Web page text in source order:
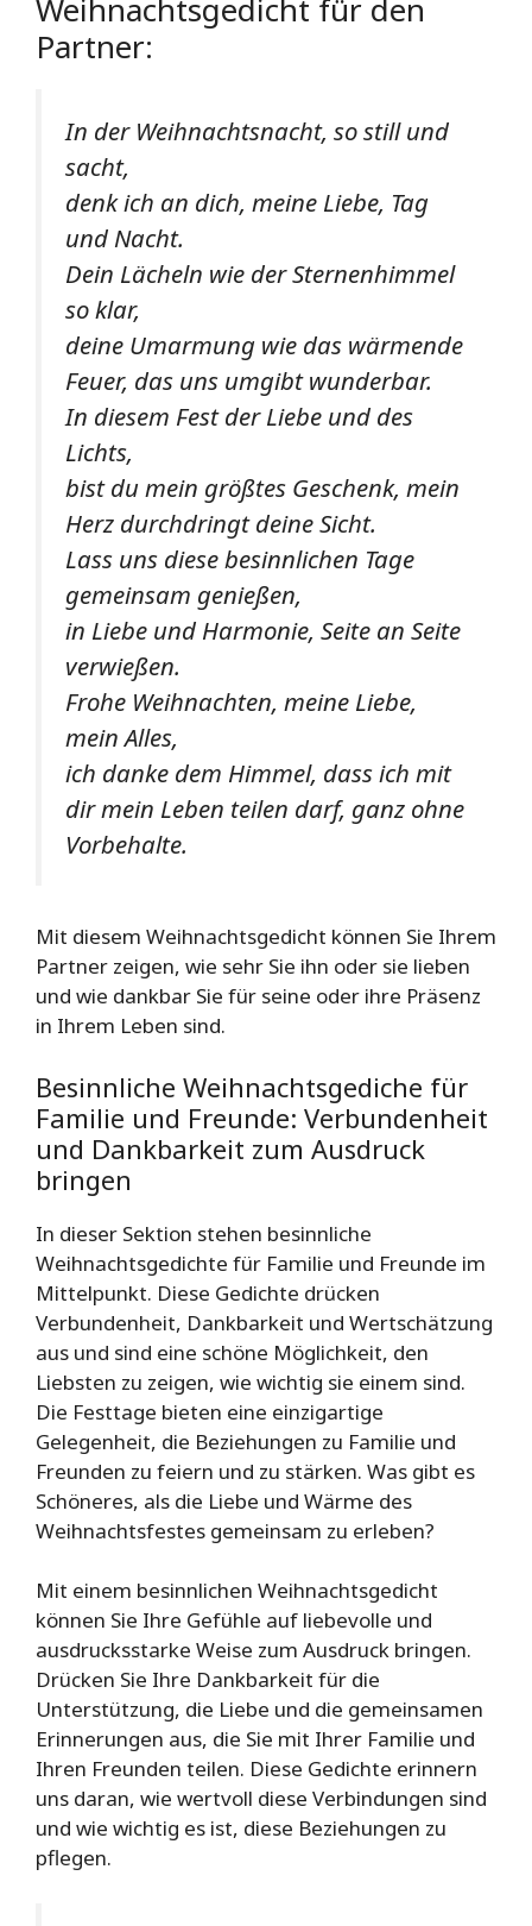
Weihnachtsgedicht für den
Partner:
In der Weihnachtsnacht, so still und
sacht,
denk ich an dich, meine Liebe, Tag
und Nacht.
Dein Lächeln wie der Sternenhimmel
so klar,
deine Umarmung wie das wärmende
Feuer, das uns umgibt wunderbar.
In diesem Fest der Liebe und des
Lichts,
bist du mein größtes Geschenk, mein
Herz durchdringt deine Sicht.
Lass uns diese besinnlichen Tage
gemeinsam genießen,
in Liebe und Harmonie, Seite an Seite
verwießen.
Frohe Weihnachten, meine Liebe,
mein Alles,
ich danke dem Himmel, dass ich mit
dir mein Leben teilen darf, ganz ohne
Vorbehalte.
Mit diesem Weihnachtsgedicht können Sie Ihrem
Partner zeigen, wie sehr Sie ihn oder sie lieben
und wie dankbar Sie für seine oder ihre Präsenz
in Ihrem Leben sind.
Besinnliche Weihnachtsgediche für
Familie und Freunde: Verbundenheit
und Dankbarkeit zum Ausdruck
bringen
In dieser Sektion stehen besinnliche
Weihnachtsgedichte für Familie und Freunde im
Mittelpunkt. Diese Gedichte drücken
Verbundenheit, Dankbarkeit und Wertschätzung
aus und sind eine schöne Möglichkeit, den
Liebsten zu zeigen, wie wichtig sie einem sind.
Die Festtage bieten eine einzigartige
Gelegenheit, die Beziehungen zu Familie und
Freunden zu feiern und zu stärken. Was gibt es
Schöneres, als die Liebe und Wärme des
Weihnachtsfestes gemeinsam zu erleben?
Mit einem besinnlichen Weihnachtsgedicht
können Sie Ihre Gefühle auf liebevolle und
ausdrucksstarke Weise zum Ausdruck bringen.
Drücken Sie Ihre Dankbarkeit für die
Unterstützung, die Liebe und die gemeinsamen
Erinnerungen aus, die Sie mit Ihrer Familie und
Ihren Freunden teilen. Diese Gedichte erinnern
uns daran, wie wertvoll diese Verbindungen sind
und wie wichtig es ist, diese Beziehungen zu
pflegen.